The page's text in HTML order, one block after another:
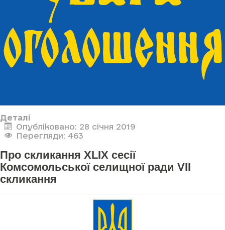
Деталі
Опубліковано: 28 січня 2019
Перегляди: 463
Про скликання XLIX сесії
Комсомольської селищної ради VII
скликання